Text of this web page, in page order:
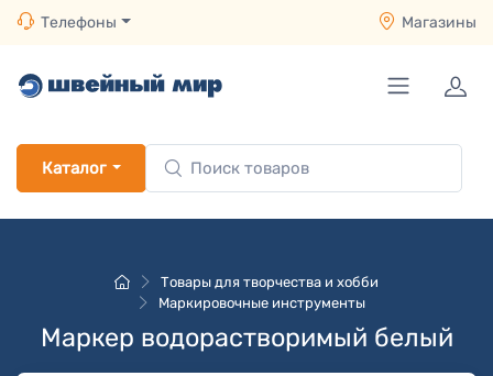
Телефоны Магазины
Каталог
Товары для творчества и хобби
Маркировочные инструменты
Маркер водорастворимый белый